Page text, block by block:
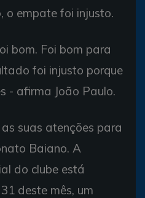
o empate foi injusto.
bom. Foi bom para
foi injusto porque
- afirma João Paulo.
suas atenções para
Baiano. A
do clube está
deste mês, um